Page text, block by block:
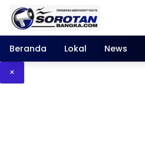
Langsung
konten
Beranda
Lokal News
×